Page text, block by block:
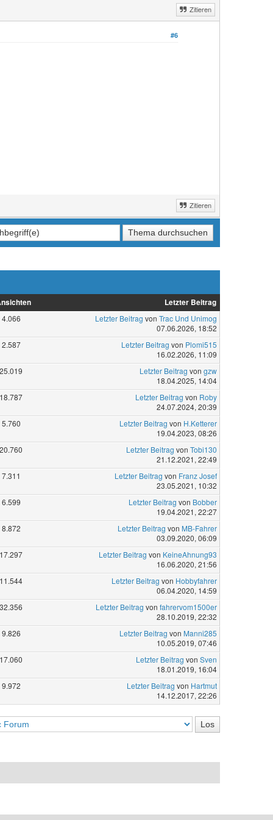
Zitieren
#6
Zitieren
Letzter Beitrag
4.066 Letzter Beitrag von Trac Und Unimog
07.06.2026, 18:52
2.587 Letzter Beitrag von Plomi515
16.02.2026, 11:09
25.019 Letzter Beitrag von gzw
18.04.2025, 14:04
18.787 Letzter Beitrag von Roby
24.07.2024, 20:39
5.760 Letzter Beitrag von H.Ketterer
19.04.2023, 08:26
20.760 Letzter Beitrag von Tobi130
21.12.2021, 22:49
7.311 Letzter Beitrag von Franz Josef
23.05.2021, 10:32
6.599 Letzter Beitrag von Bobber
19.04.2021, 22:27
8.872 Letzter Beitrag von MB-Fahrer
03.09.2020, 06:09
17.297 Letzter Beitrag von KeineAhnung93
16.06.2020, 21:56
11.544 Letzter Beitrag von Hobbyfahrer
06.04.2020, 14:59
32.356 Letzter Beitrag von fahrervom1500er
28.10.2019, 22:32
9.826 Letzter Beitrag von Manni285
10.05.2019, 07:46
17.060 Letzter Beitrag von Sven
18.01.2019, 16:04
9.972 Letzter Beitrag von Hartmut
14.12.2017, 22:26